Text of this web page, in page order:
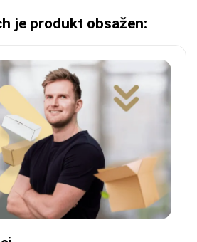
je produkt obsažen: